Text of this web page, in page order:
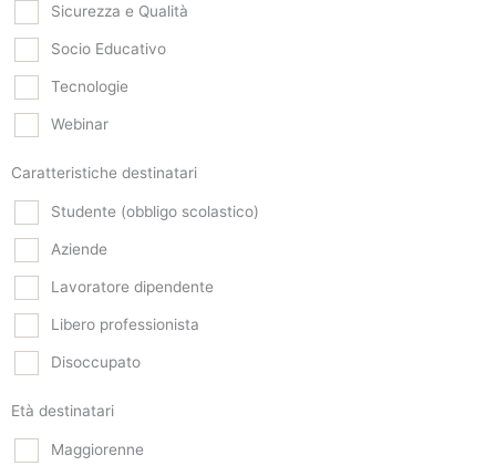
Sicurezza e Qualità
Socio Educativo
Tecnologie
Webinar
Caratteristiche destinatari
Studente (obbligo scolastico)
Aziende
Lavoratore dipendente
Libero professionista
Disoccupato
Età destinatari
Maggiorenne